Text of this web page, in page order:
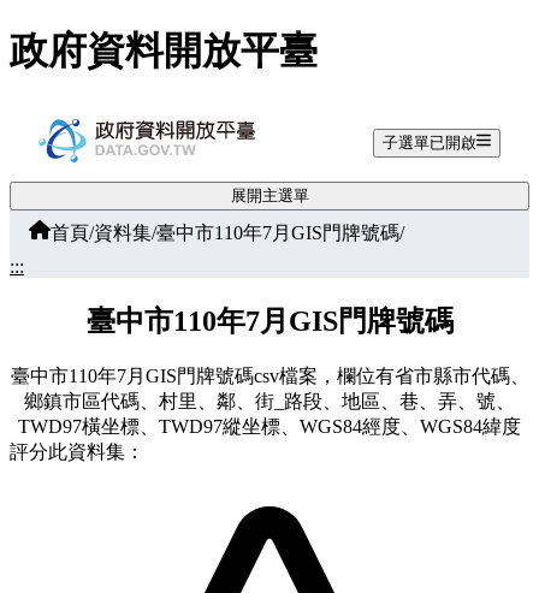
跳至主要內容
政府資料開放平臺
子選單已開啟
展開主選單
首頁/資料集/臺中市110年7月GIS門牌號碼/
:::
臺中市110年7月GIS門牌號碼
臺中市110年7月GIS門牌號碼csv檔案，欄位有省市縣市代碼、
鄉鎮市區代碼、村里、鄰、街_路段、地區、巷、弄、號、
TWD97橫坐標、TWD97縱坐標、WGS84經度、WGS84緯度
評分此資料集：